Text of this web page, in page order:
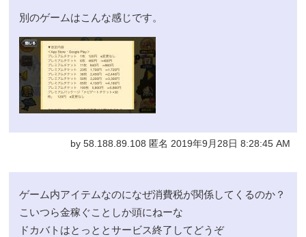
別のゲームはこんな感じです。
by 58.188.89.108 匿名 2019年9月28日 8:28:45 AM
ゲーム内アイテムなのになぜ消費税が関係してくるのか？
こいつら金稼ぐことしか頭にねーな
ドカバトはとっととサービス終了してどうぞ